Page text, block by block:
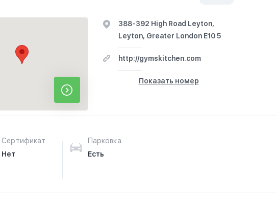
388-392 High Road Leyton,
Leyton, Greater London E10 5
http://gymskitchen.com
Показать номер
Сертификат
Нет
Парковка
Есть